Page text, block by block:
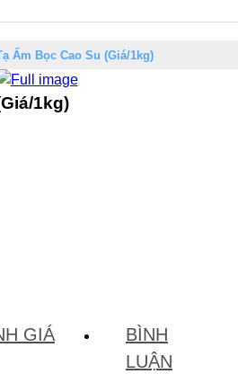
Ấm Bọc Cao Su (Giá/1kg)
1kg)
GIÁ
BÌNH
LUẬN